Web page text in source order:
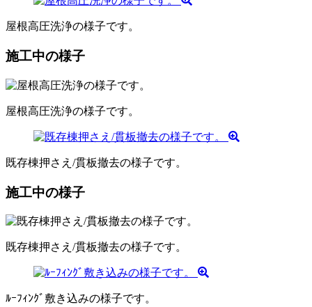
屋根高圧洗浄の様子です。
施工中の様子
屋根高圧洗浄の様子です。
既存棟押さえ/貫板撤去の様子です。
施工中の様子
既存棟押さえ/貫板撤去の様子です。
ﾙｰﾌｨﾝｸﾞ敷き込みの様子です。